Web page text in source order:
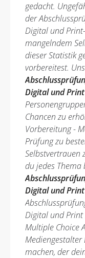
gedacht.
der
Digital und
mangelndem
dieser Statistik
vorbereitest.
Digital und
Chancen zu
Vorbereitung -
Prüfung zu
Selbstvertrauen
du jedes Thema
Digital und
Digital und Print
Multiple Choice
machen, der